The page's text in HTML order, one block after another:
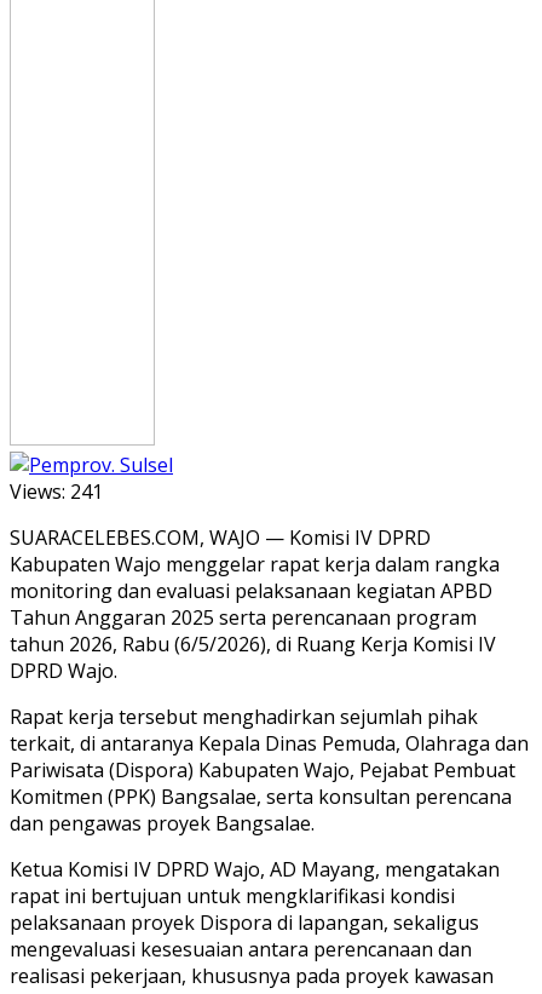
Views: 241
SUARACELEBES.COM, WAJO — Komisi IV DPRD
Kabupaten Wajo menggelar rapat kerja dalam rangka
monitoring dan evaluasi pelaksanaan kegiatan APBD
Tahun Anggaran 2025 serta perencanaan program
tahun 2026, Rabu (6/5/2026), di Ruang Kerja Komisi IV
DPRD Wajo.
Rapat kerja tersebut menghadirkan sejumlah pihak
terkait, di antaranya Kepala Dinas Pemuda, Olahraga dan
Pariwisata (Dispora) Kabupaten Wajo, Pejabat Pembuat
Komitmen (PPK) Bangsalae, serta konsultan perencana
dan pengawas proyek Bangsalae.
Ketua Komisi IV DPRD Wajo, AD Mayang, mengatakan
rapat ini bertujuan untuk mengklarifikasi kondisi
pelaksanaan proyek Dispora di lapangan, sekaligus
mengevaluasi kesesuaian antara perencanaan dan
realisasi pekerjaan, khususnya pada proyek kawasan